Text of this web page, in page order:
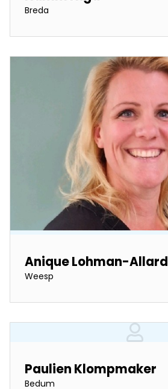
Breda
Anique Lohman-Allard
Weesp
Paulien Klompmaker
Bedum